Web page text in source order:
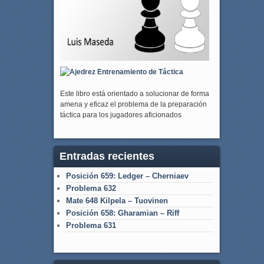
Este libro está orientado a solucionar de forma
amena y eficaz el problema de la preparación
táctica para los jugadores aficionados
Entradas recientes
Posición 659: Ledger – Cherniaev
Problema 632
Mate 648 Kilpela – Tuovinen
Posición 658: Gharamian – Riff
Problema 631